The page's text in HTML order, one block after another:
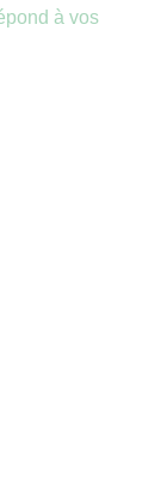
à vos